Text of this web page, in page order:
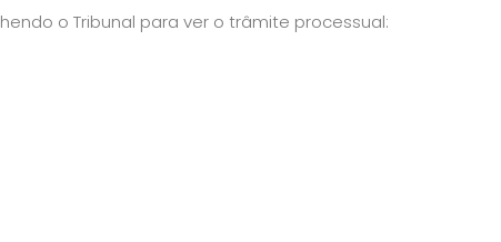
o Tribunal para ver o trâmite processual: